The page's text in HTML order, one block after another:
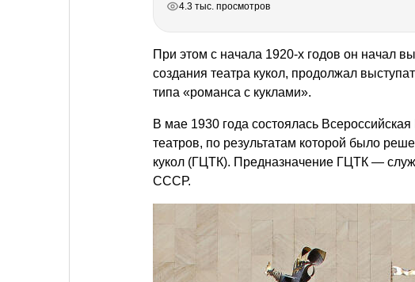
4.3 тыс. просмотров
При этом с начала 1920-х годов он начал
создания театра кукол, продолжал
типа «романса с куклами».
В мае 1930 года состоялась
театров, по результатам которой было
кукол (ГЦТК). Предназначение ГЦТК —
СССР.